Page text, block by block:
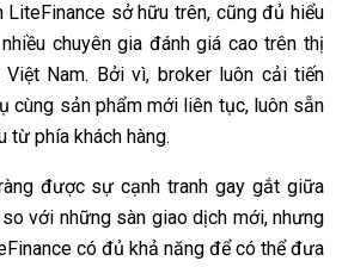
LiteFinance sở hữu trên, cũng đủ hiểu
chuyên gia đánh giá cao trên thị
Nam. Bởi vì, broker luôn cải tiến
cùng sản phẩm mới liên tục, luôn sẵn
từ phía khách hàng.
được sự cạnh tranh gay gắt giữa
với những sàn giao dịch mới, nhưng
có đủ khả năng để có thể đưa